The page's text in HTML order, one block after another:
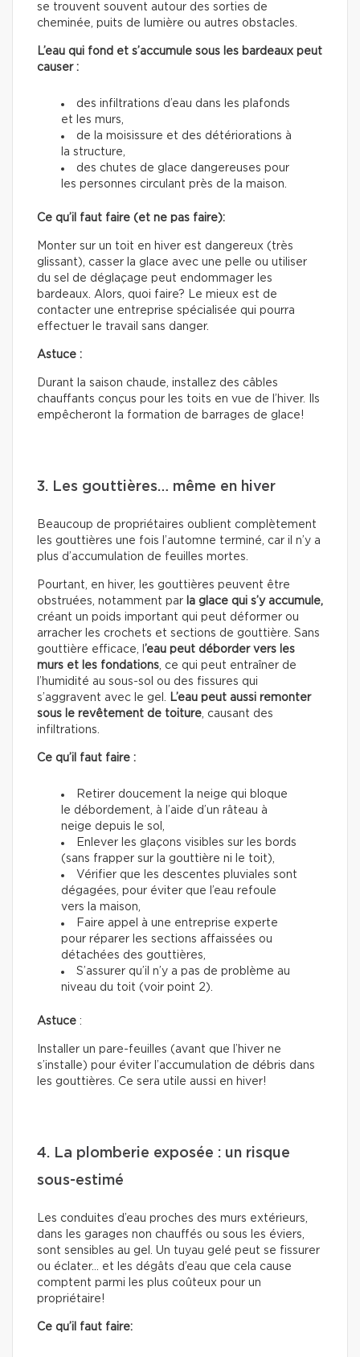
se trouvent souvent autour des sorties de
cheminée, puits de lumière ou autres obstacles.
L’eau qui fond et s’accumule sous les bardeaux peut
causer :
des infiltrations d’eau dans les plafonds
et les murs,
de la moisissure et des détériorations à
la structure,
des chutes de glace dangereuses pour
les personnes circulant près de la maison.
Ce qu’il faut faire (et ne pas faire):
Monter sur un toit en hiver est dangereux (très
glissant), casser la glace avec une pelle ou utiliser
du sel de déglaçage peut endommager les
bardeaux. Alors, quoi faire? Le mieux est de
contacter une entreprise spécialisée qui pourra
effectuer le travail sans danger.
Astuce :
Durant la saison chaude, installez des câbles
chauffants conçus pour les toits en vue de l’hiver. Ils
empêcheront la formation de barrages de glace!
3. Les gouttières… même en hiver
Beaucoup de propriétaires oublient complètement
les gouttières une fois l’automne terminé, car il n’y a
plus d’accumulation de feuilles mortes.
Pourtant, en hiver, les gouttières peuvent être
obstruées, notamment par la glace qui s’y accumule,
créant un poids important qui peut déformer ou
arracher les crochets et sections de gouttière. Sans
gouttière efficace, l ’eau peut déborder vers les
murs et les fondations, ce qui peut entraîner de
l’humidité au sous-sol ou des fissures qui
s’aggravent avec le gel. L’eau peut aussi remonter
sous le revêtement de toiture, causant des
infiltrations.
Ce qu’il faut faire :
Retirer doucement la neige qui bloque
le débordement, à l’aide d’un râteau à
neige depuis le sol,
Enlever les glaçons visibles sur les bords
(sans frapper sur la gouttière ni le toit),
Vérifier que les descentes pluviales sont
dégagées, pour éviter que l’eau refoule
vers la maison,
Faire appel à une entreprise experte
pour réparer les sections affaissées ou
détachées des gouttières,
S’assurer qu’il n’y a pas de problème au
niveau du toit (voir point 2).
Astuce :
Installer un pare-feuilles (avant que l’hiver ne
s’installe) pour éviter l’accumulation de débris dans
les gouttières. Ce sera utile aussi en hiver!
4. La plomberie exposée : un risque
sous-estimé
Les conduites d’eau proches des murs extérieurs,
dans les garages non chauffés ou sous les éviers,
sont sensibles au gel. Un tuyau gelé peut se fissurer
ou éclater… et les dégâts d’eau que cela cause
comptent parmi les plus coûteux pour un
propriétaire!
Ce qu’il faut faire: